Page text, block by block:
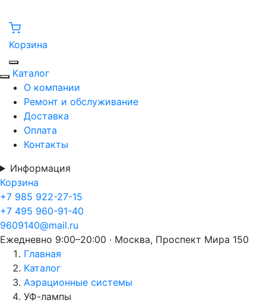
Корзина
Каталог
О компании
Ремонт и обслуживание
Доставка
Оплата
Контакты
Информация
Корзина
+7 985 922-27-15
+7 495 960-91-40
9609140@mail.ru
Ежедневно 9:00–20:00 · Москва, Проспект Мира 150
Главная
Каталог
Аэрационные системы
УФ-лампы